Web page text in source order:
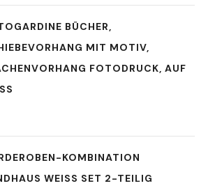
BÜCHER,
MIT MOTIV,
FOTODRUCK, AUF
KOMBINATION
WEISS SET 2-TEILIG G